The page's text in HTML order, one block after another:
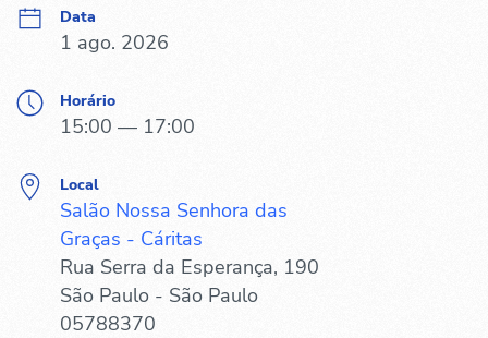
Data
1 ago. 2026
Horário
15:00 — 17:00
Local
Salão Nossa Senhora das
Graças - Cáritas
Rua Serra da Esperança, 190
São Paulo - São Paulo
05788370